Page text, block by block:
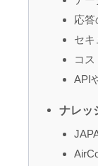
応答
セキ
コ
API
ナレッ